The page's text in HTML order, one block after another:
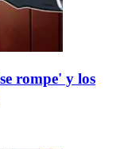
rompe' y los